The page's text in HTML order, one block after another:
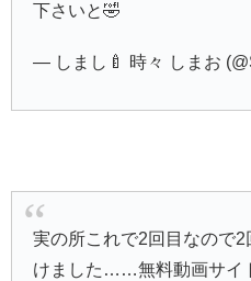
下さいと🤣
— しまし🍼 時々 しまお
実の所これで2回目なので
けました……無料動画サイ